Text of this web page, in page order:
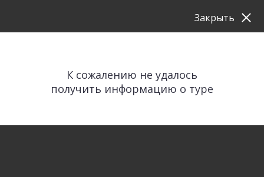
К сожалению не удалось
получить информацию о туре
Закрыть